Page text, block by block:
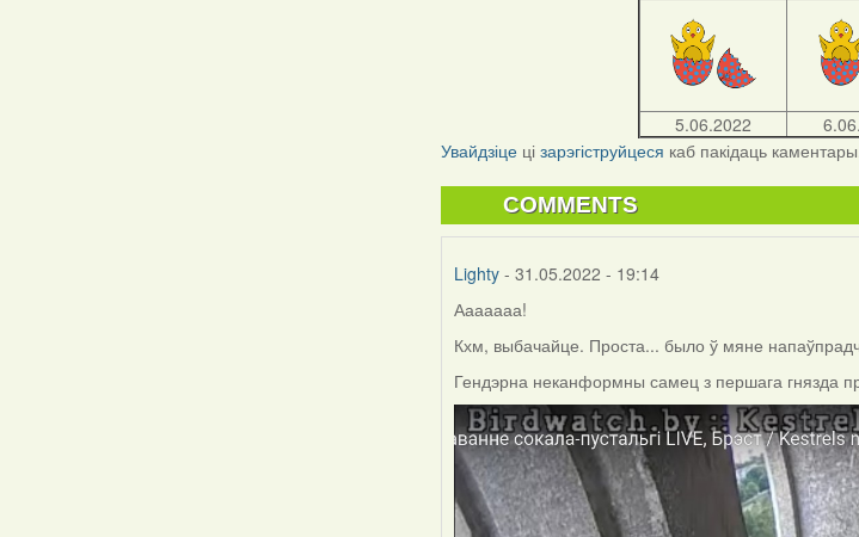
5.06.2022
Увайдзіце цізарэгіструйцеся каб пакідаць
COMMENTS
Lighty - 31.05.2022 - 19:14
Ааааааа!
Кхм, выбачайце. Проста... было ў мяне
Гендэрна неканформны самец з першага гнязда